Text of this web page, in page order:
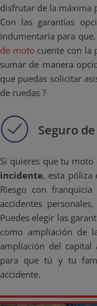
disfrutar de la máxima
Con las garantías
indumentaria para
de moto cuente con la
sumar de manera
que puedas solicitar
de ruedas ?
Seguro
Si quieres que tu moto
incidente, esta póliza
Riesgo con
accidentes
Puedes elegir las
como ampliación de
ampliación del capital
para que tú y tu
accidente.